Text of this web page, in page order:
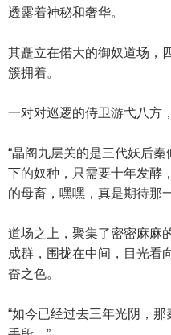
透露着神秘和奢华。
其矗立在偌大的御奴道场，
簇拥着。
一对对巡逻的侍卫游弋八方
“晶阁九层关的是三代妖后
下的奴种，只需要十年发酵
的母畜，嘿嘿，真是期待那
道场之上，聚集了密密麻麻
成群，围拢在中间，目光看
奋之色。
“如今已经过去三年光阴，